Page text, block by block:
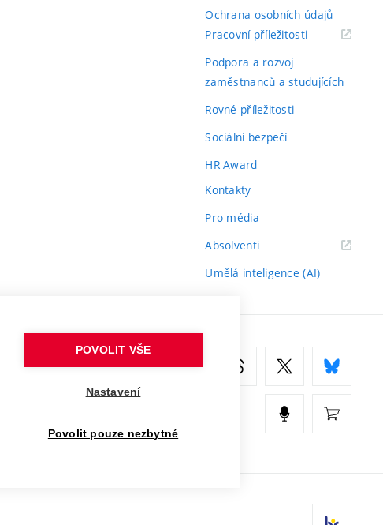
Ochrana osobních údajů
Pracovní příležitosti(externí
Podpora a rozvoj
zaměstnanců a studujících
Rovné příležitosti
Sociální bezpečí
HR Award
Kontakty
Pro média
Absolventi(externí
Umělá inteligence (AI)
POVOLIT VŠE
Nastavení
Povolit pouze nezbytné